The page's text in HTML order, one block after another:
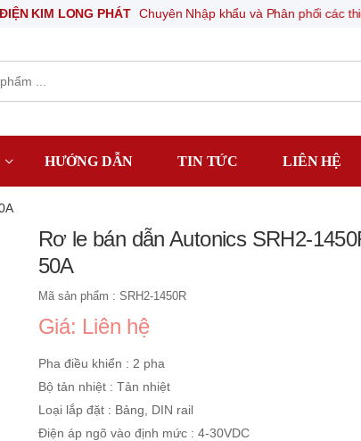
LONG PHÁT Chuyên Nhập khẩu và Phân phối các thiết bị
HƯỚNG DẪN TIN TỨC LIÊN HỆ
Rơ le bán dẫn Autonics SRH2-
50A
Mã sản phẩm : SRH2-1450R
Giá: Liên hệ
Pha điều khiển : 2 pha
Bộ tản nhiệt : Tản nhiệt
Loại lắp đặt : Bảng, DIN rail
Điện áp ngõ vào định mức : 4-30VDC